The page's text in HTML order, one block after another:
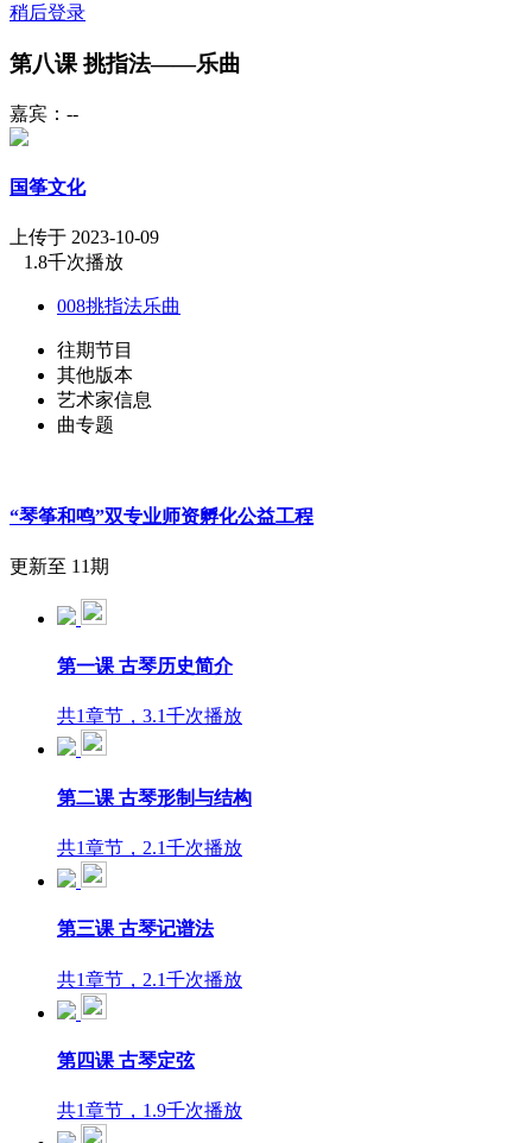
稍后登录
第八课 挑指法——乐曲
嘉宾：--
国筝文化
上传于 2023-10-09
1.8千次播放
008挑指法乐曲
往期节目
其他版本
艺术家信息
曲专题
“琴筝和鸣”双专业师资孵化公益工程
更新至 11期
第一课 古琴历史简介
共1章节，3.1千次播放
第二课 古琴形制与结构
共1章节，2.1千次播放
第三课 古琴记谱法
共1章节，2.1千次播放
第四课 古琴定弦
共1章节，1.9千次播放